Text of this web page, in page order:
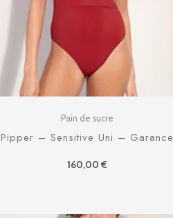
Pain de sucre
Pipper – Sensitive Uni – Garance
160,00 €